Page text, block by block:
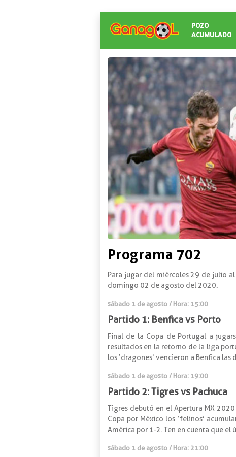
POZO
ACUMULADO
Programa 702
Para jugar del miércoles 29 de julio
domingo 02 de agosto del 2020.
sábado 1 de agosto / Hora: 15:00
Partido 1: Benfica vs Porto
Final de la Copa de Portugal a
resultados en la retorno de la liga
los ‘dragones’ vencieron a Benfica
sábado 1 de agosto / Hora: 19:00
Partido 2: Tigres vs Pachuca
Tigres debutó en el Apertura MX
Copa por México los ‘felinos’
América por 1-2. Ten en cuenta que
sábado 1 de agosto / Hora: 21:00